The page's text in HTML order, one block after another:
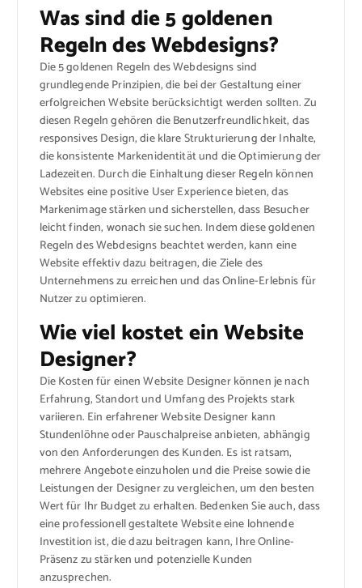
Was sind die 5 goldenen
Regeln des Webdesigns?
Die 5 goldenen Regeln des Webdesigns sind
grundlegende Prinzipien, die bei der Gestaltung einer
erfolgreichen Website berücksichtigt werden sollten. Zu
diesen Regeln gehören die Benutzerfreundlichkeit, das
responsives Design, die klare Strukturierung der Inhalte,
die konsistente Markenidentität und die Optimierung der
Ladezeiten. Durch die Einhaltung dieser Regeln können
Websites eine positive User Experience bieten, das
Markenimage stärken und sicherstellen, dass Besucher
leicht finden, wonach sie suchen. Indem diese goldenen
Regeln des Webdesigns beachtet werden, kann eine
Website effektiv dazu beitragen, die Ziele des
Unternehmens zu erreichen und das Online-Erlebnis für
Nutzer zu optimieren.
Wie viel kostet ein Website
Designer?
Die Kosten für einen Website Designer können je nach
Erfahrung, Standort und Umfang des Projekts stark
variieren. Ein erfahrener Website Designer kann
Stundenlöhne oder Pauschalpreise anbieten, abhängig
von den Anforderungen des Kunden. Es ist ratsam,
mehrere Angebote einzuholen und die Preise sowie die
Leistungen der Designer zu vergleichen, um den besten
Wert für Ihr Budget zu erhalten. Bedenken Sie auch, dass
eine professionell gestaltete Website eine lohnende
Investition ist, die dazu beitragen kann, Ihre Online-
Präsenz zu stärken und potenzielle Kunden
anzusprechen.